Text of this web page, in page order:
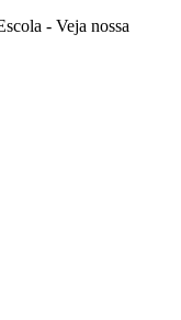
- Veja nossa